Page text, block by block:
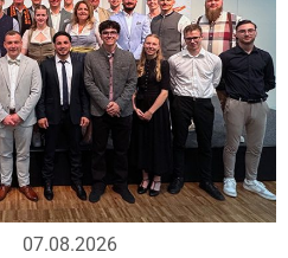
07.08.2026